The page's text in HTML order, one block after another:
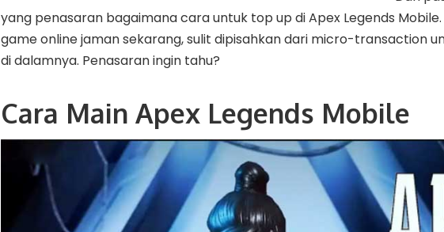
yang penasaran bagaimana cara untuk top up di Apex Legends
game online jaman sekarang, sulit dipisahkan dari micro-transaction
di dalamnya. Penasaran ingin tahu?
Cara Main Apex Legends Mobile